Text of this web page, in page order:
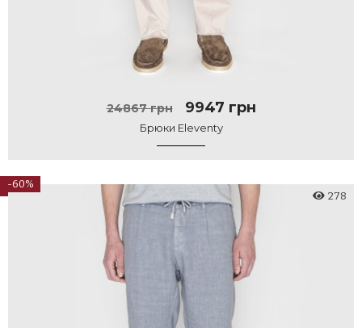
24867 грн 9947 грн
Брюки Eleventy
-60%
278